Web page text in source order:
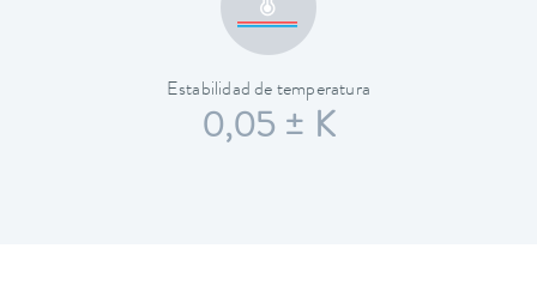
Estabilidad de temperatura
0,05 ± K